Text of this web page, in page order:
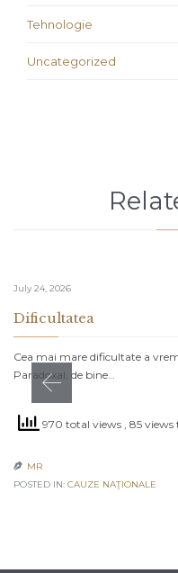
Tehnologie
Uncategorized
July 24, 2026
Dificultatea
Cea mai mare dificultate a
Paradoxal, de bine…
970 total views , 85 views
 MR
POSTED IN: CAUZE NAŢIONALE